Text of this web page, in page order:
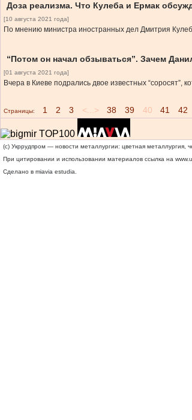
Доза реализма. Что Кулеба и Ермак
[10 августа 2021 года]
По мнению министра иностранных дел Дмитрия
“Потом он начал обзываться”. Зачем
[01 августа 2021 года]
Вчера в Киеве подрались двое известных “соросят”,
Страницы: 1 2 3 <...> 38 39 40 41 42
(c) Укррудпром — новости металлургии: цветная металлургия,
При цитировании и использовании материалов ссылка на
Сделано в miavia estudia.